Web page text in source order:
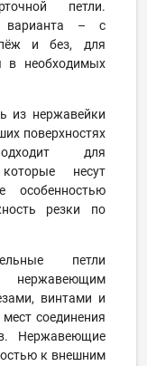
петли.
варианта – с
и без, для
в необходимых
из нержавейки
поверхностях
для
несут
особенностью
резки по
петли
нержавеющим
винтами и
соединения
Нержавеющие
к внешним